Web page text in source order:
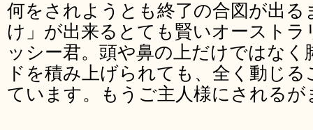
何をされようとも終了の合図が出
け」が出来るとても賢いオースト
ッシー君。頭や鼻の上だけではな
ドを積み上げられても、全く動じ
ています。もうご主人様にされるが